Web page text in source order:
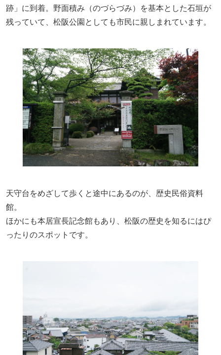
跡」に到着。野面積み（のづらづみ）を基本とした石垣が
残っていて、松阪公園としても市民に親しまれています。
天守台をめざして歩くと途中にあるのが、歴史民俗資料
館。
ほかにも本居宣長記念館もあり、松阪の歴史を知るにはぴ
ったりのスポットです。